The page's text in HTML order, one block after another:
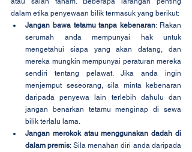
dalam etika penyewaan bilik termasuk yang berikut:
Jangan bawa tetamu tanpa kebenaran: Rakan
serumah anda mempunyai hak untuk
mengetahui siapa yang akan datang, dan
mereka mungkin mempunyai peraturan mereka
sendiri tentang pelawat. Jika anda ingin
menjemput seseorang, sila minta kebenaran
daripada penyewa lain terlebih dahulu dan
jangan benarkan tetamu menginap di sewa
bilik terlalu lama.
Jangan merokok atau menggunakan dadah di
dalam premis: Sila menahan diri anda daripada